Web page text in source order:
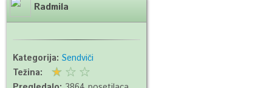
Radmila
Kategorija:Sendviči
Težina: